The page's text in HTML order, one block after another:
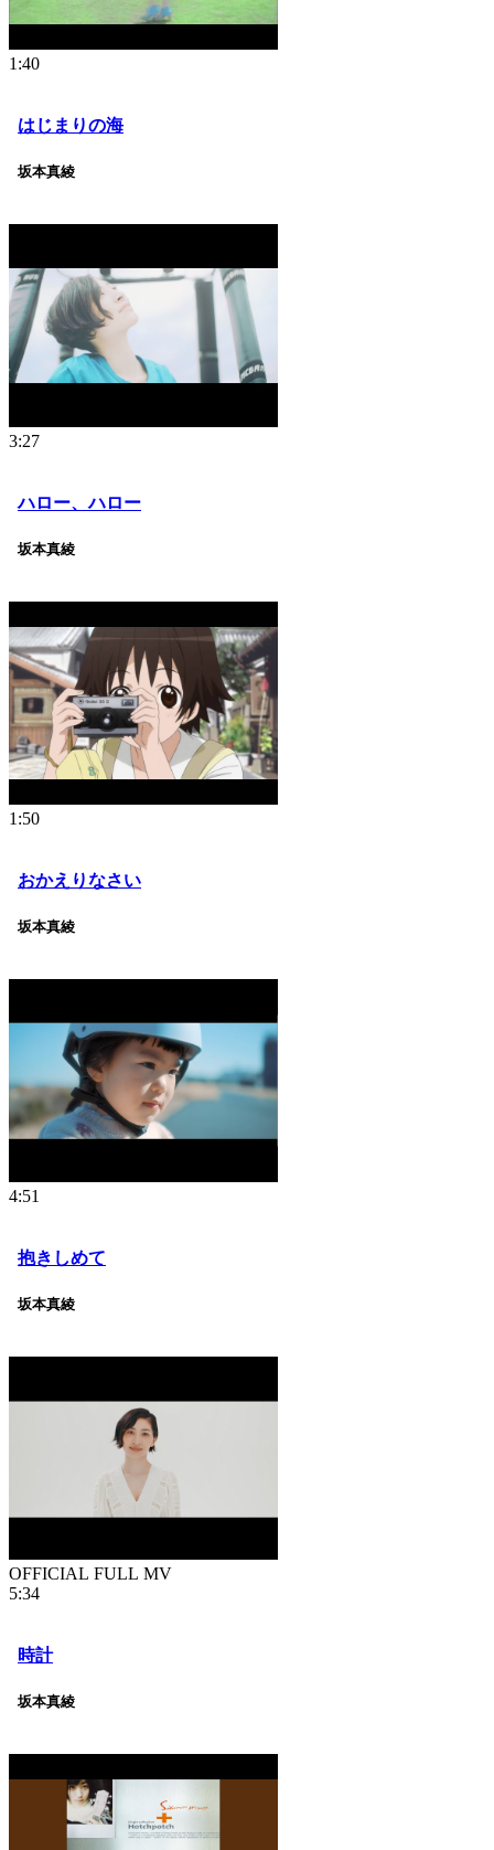
1:40
はじまりの海
坂本真綾
3:27
ハロー、ハロー
坂本真綾
1:50
おかえりなさい
坂本真綾
4:51
抱きしめて
坂本真綾
OFFICIAL FULL MV
5:34
時計
坂本真綾